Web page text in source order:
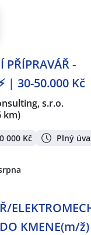
-
| 30-50.000 Kč
s.r.o.
km)
000 Kč Plný
KMENE(m/ž)